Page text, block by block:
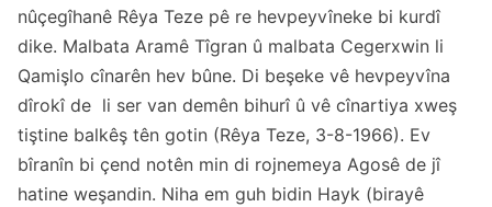
nûçegîhanê Rêya Teze pê re hevpeyvîneke bi kurdî
dike. Malbata Aramê Tîgran û malbata Cegerxwin li
Qamişlo cînarên hev bûne. Di beşeke vê hevpeyvîna
dîrokî de li ser van demên bihurî û vê cînartiya xweş
tiştine balkêş tên gotin (Rêya Teze, 3-8-1966). Ev
bîranîn bi çend notên min di rojnemeya Agosê de jî
hatine weşandin. Niha em guh bidin Hayk (birayê